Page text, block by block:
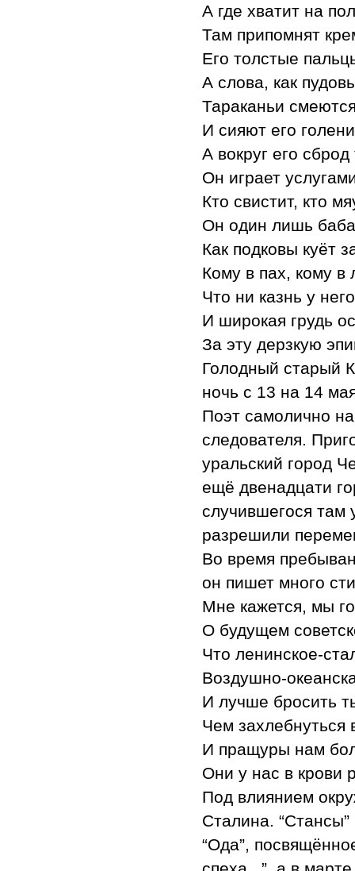
А где хватит на
Там припомнят
Его толстые
А слова, как
Тараканьи
И сияют его
А вокруг его
Он играет
Кто свистит, кто
Он один лишь
Как подковы куёт
Кому в пах, кому в
Что ни казнь у
И широкая грудь
За эту дерзкую
Голодный старый
ночь с 13 на 14
Поэт самолично
следователя.
уральский город
ещё двенадцати
случившегося там
разрешили
Во время
он пишет много
Мне кажется, мы
О будущем
Что ленинское-
Воздушно-
И лучше бросить
Чем захлебнуться
И пращуры нам
Они у нас в крови
Под влиянием
Сталина.
“Ода”,